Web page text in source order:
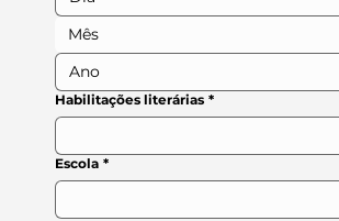
Habilitações literárias *
Escola *